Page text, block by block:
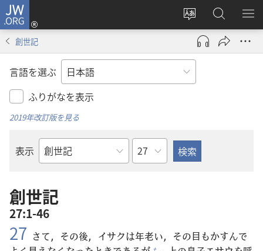
JW.ORG
サ
イ
ト
の
言
え
る
ロ
グ
ン
し
で
開
JW.ORG
の
検
メ
を
創世記
言語を選ぶ
ふりがなを表示
2019年改訂版を見る
表示
聖
の
書
名
章
創世記
27:1-46
27 さて，その後，イサクは年老い，その目もかすんで
+